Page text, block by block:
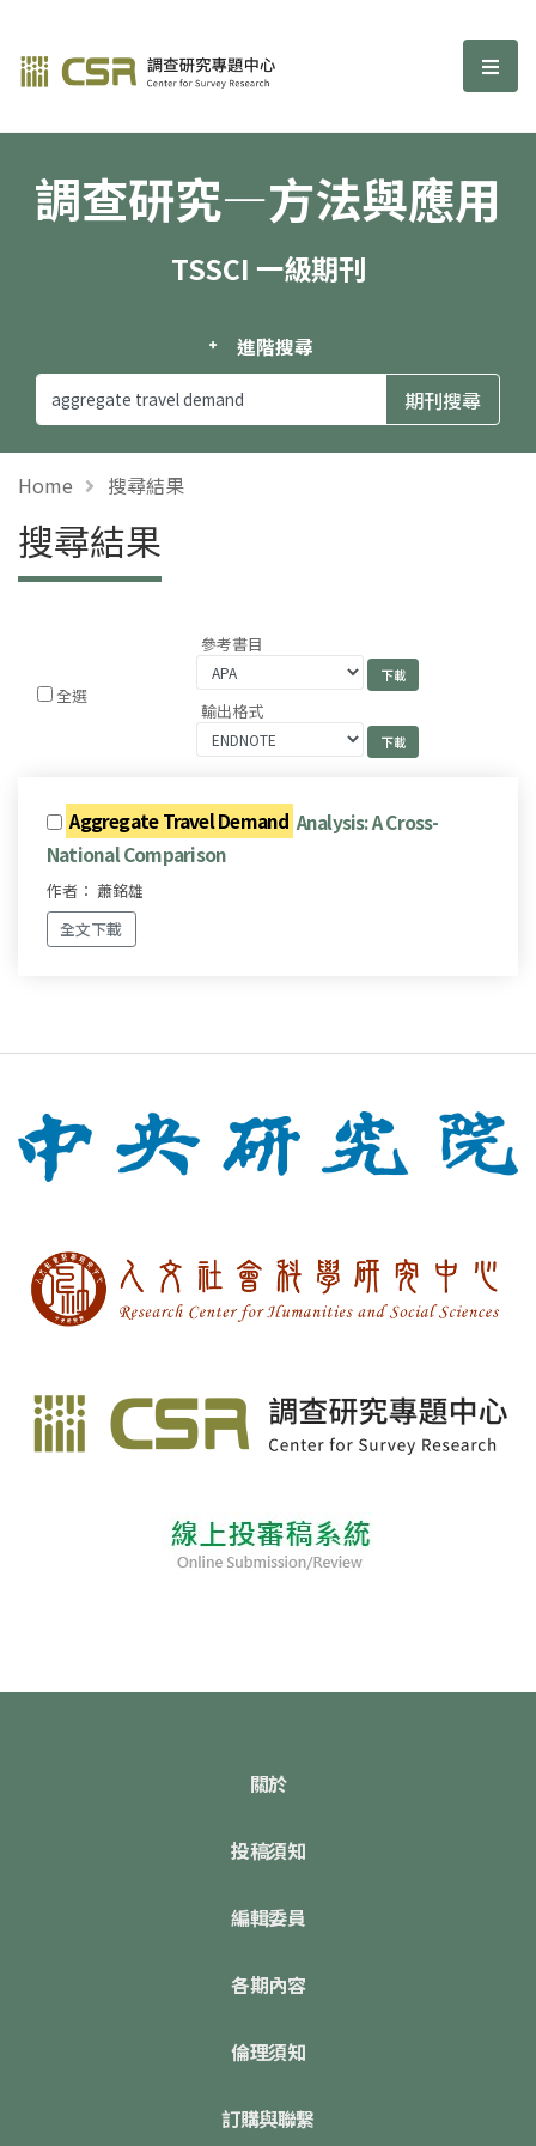
調查研究—方法與應用期刊 選
調查研究—方法與應用
TSSCI 一級期刊
進階搜尋
Home 搜尋結果
搜尋結果
全選
參考書目
輸出格式
Aggregate Travel Demand Analysis: A Cross-
National Comparison
作者： 蕭銘雄
全文下載
關於
投稿須知
編輯委員
各期內容
倫理須知
訂購與聯繫